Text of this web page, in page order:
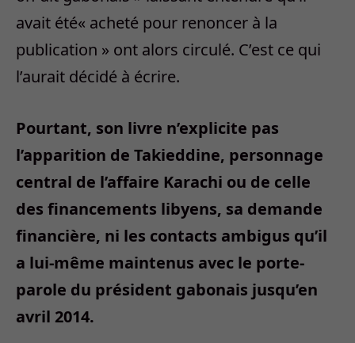
avait été« acheté pour renoncer à la
publication » ont alors circulé. C’est ce qui
l’aurait décidé à écrire.
Pourtant, son livre n’explicite pas
l’apparition de Takieddine, personnage
central de l’affaire Karachi ou de celle
des financements libyens, sa demande
financière, ni les contacts ambigus qu’il
a lui-même maintenus avec le porte-
parole du président gabonais jusqu’en
avril 2014.